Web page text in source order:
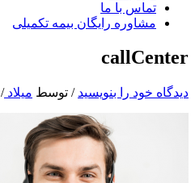
تماس با ما
مشاوره رایگان بیمه تکمیلی
callCenter
دیدگاه‌ خود را بنویسید / توسط میلاد/